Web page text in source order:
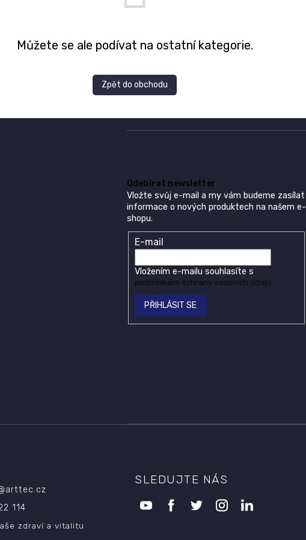
Můžete se ale podívat na ostatní kategorie.
Zpět do obchodu
Odebírat newsletter
Vložte svůj e-mail a my vám budeme zasílat
informace o nových produktech na našem e-
shopu.
E-mail
Vložením e-mailu souhlasíte s
podmínkami ochrany osobních údajů
PŘIHLÁSIT SE
arttec.cz
114
zdraví a vitalitu
SLEDUJTE NÁS